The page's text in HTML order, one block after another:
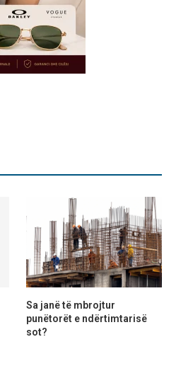
Sa janë të mbrojtur
punëtorët e ndërtimtarisë
sot?